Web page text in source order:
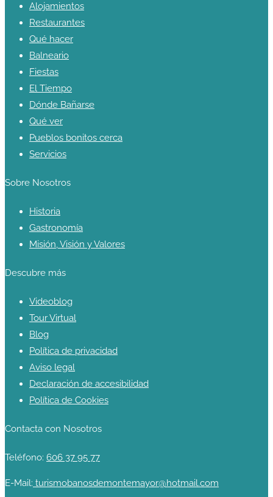
Alojamientos
Restaurantes
Qué hacer
Balneario
Fiestas
El Tiempo
Dónde Bañarse
Qué ver
Pueblos bonitos cerca
Servicios
Sobre Nosotros
Historia
Gastronomía
Misión, Visión y Valores
Descubre más
Videoblog
Tour Virtual
Blog
Política de privacidad
Aviso legal
Declaración de accesibilidad
Política de Cookies
Contacta con Nosotros
Teléfono: 606 37 95 77
E-Mail: turismobanosdemontemayor@hotmail.com